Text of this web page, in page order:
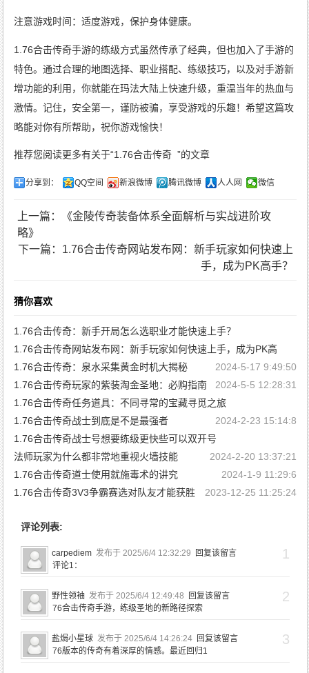
注意游戏时间：适度游戏，保护身体健康。
1.76合击传奇手游的练级方式虽然传承了经典，但也加入了手游的
特色。通过合理的地图选择、职业搭配、练级技巧，以及对手游新
增功能的利用，你就能在玛法大陆上快速升级，重温当年的热血与
激情。记住，安全第一，谨防被骗，享受游戏的乐趣！希望这篇攻
略能对你有所帮助，祝你游戏愉快！
推荐您阅读更多有关于“1.76合击传奇 ”的文章
分享到： QQ空间 新浪微博 腾讯微博 人人网 微信
上一篇：《金陵传奇装备体系全面解析与实战进阶攻
略》
下一篇：1.76合击传奇网站发布网：新手玩家如何快速上
手，成为PK高手？
猜你喜欢
1.76合击传奇：新手开局怎么选职业才能快速上手？
2025-6-4 11:35:32
1.76合击传奇网站发布网：新手玩家如何快速上手，成为PK高
手？
2025-6-4 11:30:17
1.76合击传奇：泉水采集黄金时机大揭秘
2024-5-17 9:49:50
1.76合击传奇玩家的紫装淘金圣地：必购指南
2024-5-5 12:28:31
1.76合击传奇任务道具：不同寻常的宝藏寻觅之旅
2024-5-1 10:38:48
1.76合击传奇战士到底是不是最强者
2024-2-23 15:14:8
1.76合击传奇战士号想要练级更快些可以双开号
2024-2-21 14:20:44
法师玩家为什么都非常地重视火墙技能
2024-2-20 13:37:21
1.76合击传奇道士使用就施毒术的讲究
2024-1-9 11:29:6
1.76合击传奇3V3争霸赛选对队友才能获胜
2023-12-25 11:25:24
评论列表:
1
carpediem 发布于 2025/6/4 12:32:29
回复该留言
评论1：
2
野性领袖 发布于 2025/6/4 12:49:48
回复该留言
76合击传奇手游，练级圣地的新路径探索
3
盐焗小星球 发布于 2025/6/4 14:26:24 回复该留言
76版本的传奇有着深厚的情感。最近回归1